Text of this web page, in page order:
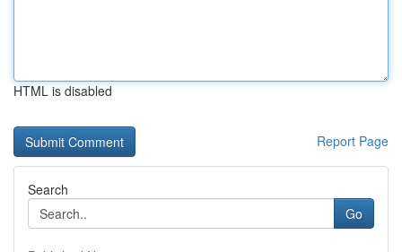
HTML is disabled
Report Page
Search
Go